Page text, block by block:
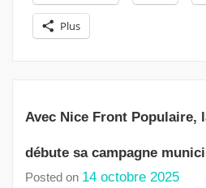
Plus
Avec Nice Front Populaire,
débute sa campagne
Posted on 14 octobre 2025